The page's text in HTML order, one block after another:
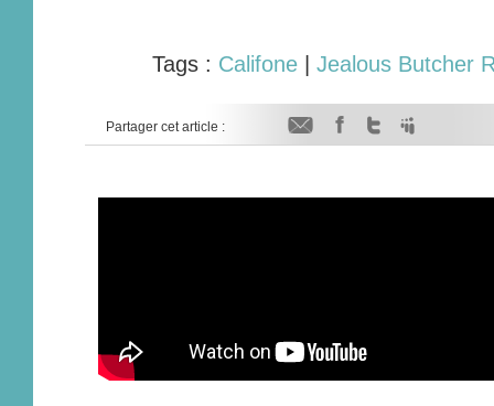
Tags : Califone| Jealous Butcher
Partager cet article :